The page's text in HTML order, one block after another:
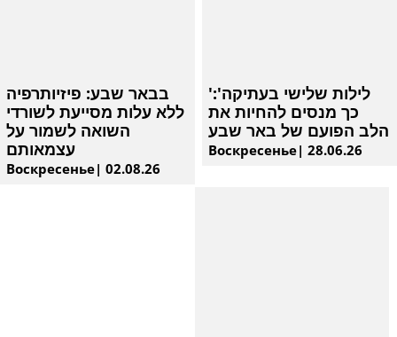
בבאר שבע: פיזיותרפיה
ללא עלות מסייעת לשורדי
השואה לשמור על
עצמאותם
Воскресенье| 02.08.26
'לילות שלישי בעתיקה':
כך מנסים להחיות את
הלב הפועם של באר שבע
Воскресенье| 28.06.26